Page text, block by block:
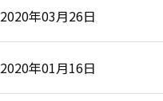
2020年03月26日
2020年01月16日